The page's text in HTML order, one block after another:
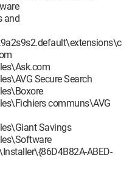
and
Secure Search
communs\AVG
Savings
ABED-